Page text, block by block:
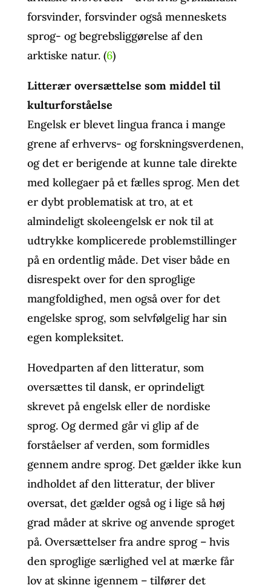
forsvinder, forsvinder også menneskets
sprog- og begrebsliggørelse af den
arktiske natur. (6)
Litterær oversættelse som middel til
kulturforståelse
Engelsk er blevet lingua franca i mange
grene af erhvervs- og forskningsverdenen,
og det er berigende at kunne tale direkte
med kollegaer på et fælles sprog. Men det
er dybt problematisk at tro, at et
almindeligt skoleengelsk er nok til at
udtrykke komplicerede problemstillinger
på en ordentlig måde. Det viser både en
disrespekt over for den sproglige
mangfoldighed, men også over for det
engelske sprog, som selvfølgelig har sin
egen kompleksitet.
Hovedparten af den litteratur, som
oversættes til dansk, er oprindeligt
skrevet på engelsk eller de nordiske
sprog. Og dermed går vi glip af de
forståelser af verden, som formidles
gennem andre sprog. Det gælder ikke kun
indholdet af den litteratur, der bliver
oversat, det gælder også og i lige så høj
grad måder at skrive og anvende sproget
på. Oversættelser fra andre sprog – hvis
den sproglige særlighed vel at mærke får
lov at skinne igennem – tilfører det